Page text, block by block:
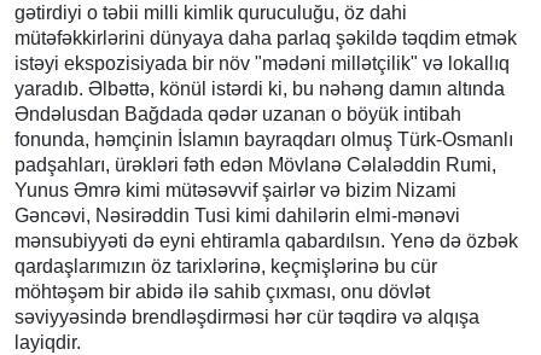
gətirdiyi o təbii milli kimlik quruculuğu, öz dahi
mütəfəkkirlərini dünyaya daha parlaq şəkildə təqdim etmək
istəyi ekspozisiyada bir növ "mədəni millətçilik" və lokallıq
yaradıb. Əlbəttə, könül istərdi ki, bu nəhəng damın altında
Əndəlusdan Bağdada qədər uzanan o böyük intibah
fonunda, həmçinin İslamın bayraqdarı olmuş Türk-Osmanlı
padşahları, ürəkləri fəth edən Mövlanə Cəlaləddin Rumi,
Yunus Əmrə kimi mütəsəvvif şairlər və bizim Nizami
Gəncəvi, Nəsirəddin Tusi kimi dahilərin elmi-mənəvi
mənsubiyyəti də eyni ehtiramla qabardılsın. Yenə də özbək
qardaşlarımızın öz tarixlərinə, keçmişlərinə bu cür
möhtəşəm bir abidə ilə sahib çıxması, onu dövlət
səviyyəsində brendləşdirməsi hər cür təqdirə və alqışa
layiqdir.